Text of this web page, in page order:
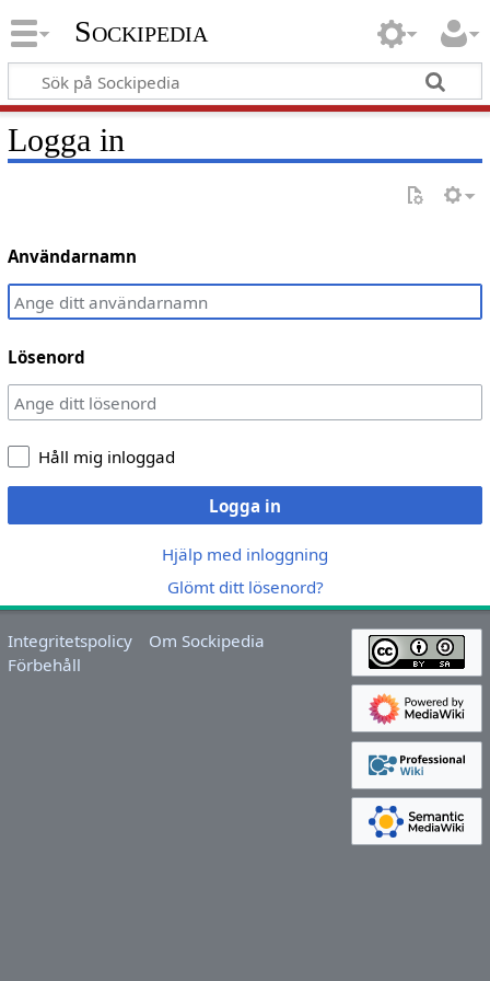
Sockipedia
Logga in
Användarnamn
Lösenord
Håll mig inloggad
Logga in
Hjälp med inloggning
Glömt ditt lösenord?
Integritetspolicy
Om Sockipedia
Förbehåll